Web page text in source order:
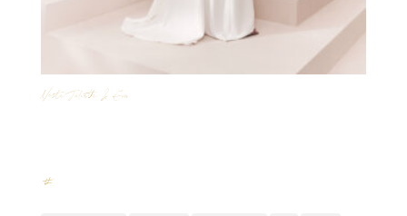
Veste Juliette & Eva
#